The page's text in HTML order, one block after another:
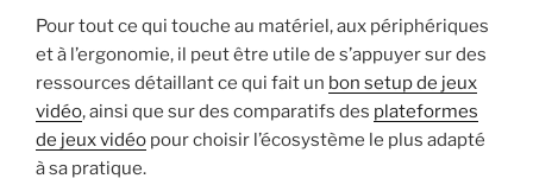
Pour tout ce qui touche au matériel, aux périphériques
et à l’ergonomie, il peut être utile de s’appuyer sur des
ressources détaillant ce qui fait un bon setup de jeux
vidéo, ainsi que sur des comparatifs des plateformes
de jeux vidéo pour choisir l’écosystème le plus adapté
à sa pratique.